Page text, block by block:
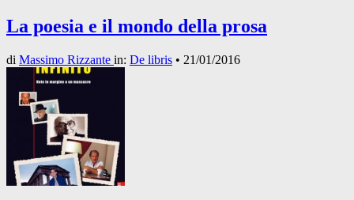
La poesia e il mondo della prosa
di Massimo Rizzante in: De libris • 21/01/2016